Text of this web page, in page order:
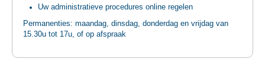
Uw administratieve procedures online regelen
Permanenties: maandag, dinsdag, donderdag en vrijdag van
15.30u tot 17u, of op afspraak